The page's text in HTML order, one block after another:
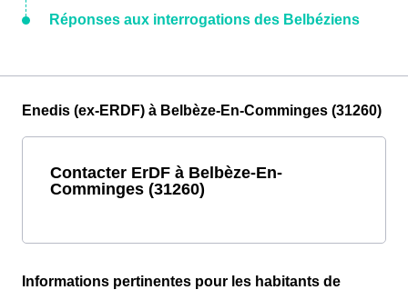
Réponses aux interrogations des Belbéziens
Enedis (ex-ERDF) à Belbèze-En-Comminges (31260)
Contacter ErDF à Belbèze-En-
Comminges (31260)
Informations pertinentes pour les habitants de